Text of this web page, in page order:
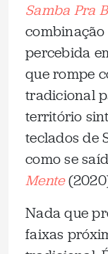
Samba Pra
combinação
percebida
que rompe
tradicional
território
teclados de
como se
Mente
Nada que
faixas